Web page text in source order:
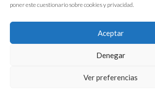
poner este cuestionario sobre cookies y privacidad.
Aceptar
Denegar
Ver preferencias
CONFERENCIAS
VÍDEOS & REPORTAJES TV